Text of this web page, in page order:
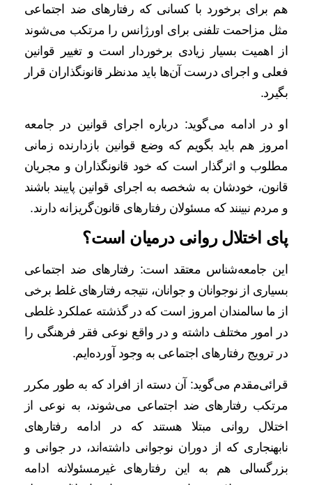
هم برای برخورد با کسانی که رفتارهای ضد اجتماعی
مثل مزاحمت تلفنی برای اورژانس را مرتکب می‌شوند
از اهمیت بسیار زیادی برخوردار است و تغییر قوانین
فعلی و اجرای درست آن‌ها باید مدنظر قانونگذاران قرار
بگیرد.
او در ادامه می‌گوید: درباره اجرای قوانین در جامعه
امروز هم باید بگویم که وضع قوانین بازدارنده زمانی
مطلوب و اثرگذار است که خود قانونگذاران و مجریان
قانون، خودشان به شخصه به اجرای قوانین پایبند باشند
و مردم نبینند که مسئولان رفتارهای قانون‌گریزانه دارند.
پای اختلال روانی درمیان است؟
این جامعه‌شناس معتقد است: رفتارهای ضد اجتماعی
بسیاری از نوجوانان و جوانان، نتیجه رفتارهای غلط برخی
از ما سالمندان امروز است که در گذشته عملکرد غلطی
در امور مختلف داشته و در واقع نوعی فقر فرهنگی را
در ترویج رفتارهای اجتماعی به وجود آورده‌ایم.
قرائی‌مقدم می‌گوید: آن دسته از افراد که به طور مکرر
مرتکب رفتارهای ضد اجتماعی می‌شوند، به نوعی از
اختلال روانی مبتلا هستند که در ادامه رفتارهای
نابهنجاری که از دوران نوجوانی داشته‌اند، در جوانی و
بزرگسالی هم به این رفتارهای غیرمسئولانه ادامه